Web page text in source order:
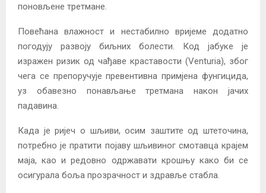
поновљене третмане.
Повећана влажност и нестабилно вријеме додатно
погодују развоју биљних болести. Код јабуке је
изражен ризик од чађаве краставости (Venturia), због
чега се препоручује превентивна примјена фунгицида,
уз обавезно понављање третмана након јачих
падавина.
Када је ријеч о шљиви, осим заштите од штеточина,
потребно је пратити појаву шљивиног смотавца крајем
маја, као и редовно одржавати крошњу како би се
осигурала боља прозрачност и здравље стабла.